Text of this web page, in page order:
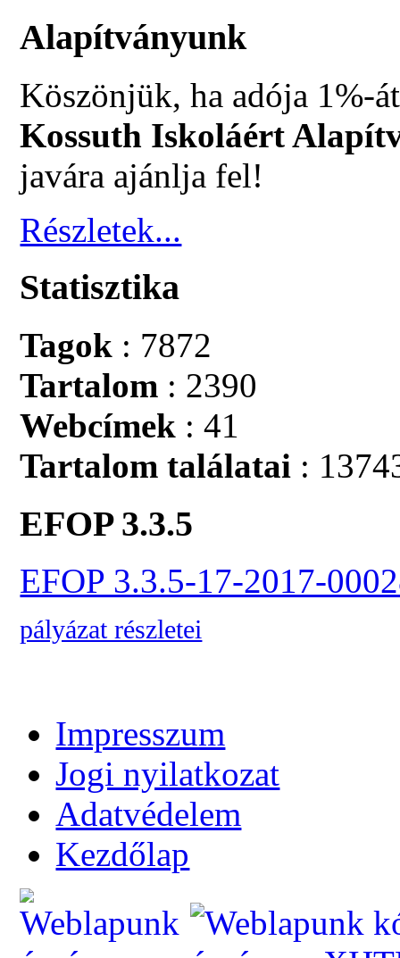
Alapítványunk
Köszönjük, ha adója 1%-
Kossuth Iskoláért
javára ajánlja fel!
Részletek...
Statisztika
Tagok : 7872
Tartalom : 2390
Webcímek : 41
Tartalom találatai :
EFOP 3.3.5
EFOP 3.3.5-17-2017-
pályázat részletei
Impresszum
Jogi nyilatkozat
Adatvédelem
Kezdőlap